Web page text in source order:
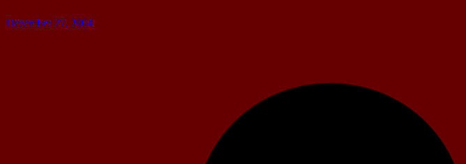
Dezember 27, 2004